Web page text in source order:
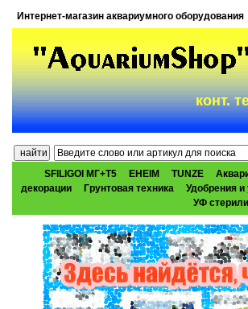
Интернет-магазин аквариумного оборудования
конт.
SFILIGOI МГ+Т5 EHEIM TUNZE
декорации
Грунтовая техника Удобрения и
УФ